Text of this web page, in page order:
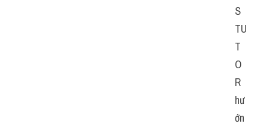
S
TU
T
O
R
hư
ớn